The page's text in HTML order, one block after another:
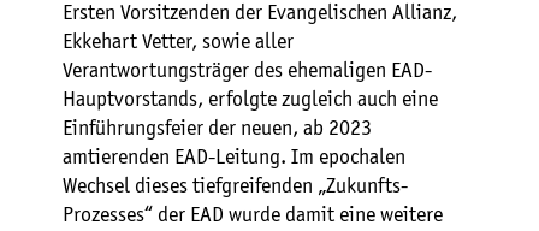
Ersten Vorsitzenden der Evangelischen Allianz,
Ekkehart Vetter, sowie aller
Verantwortungsträger des ehemaligen EAD-
Hauptvorstands, erfolgte zugleich auch eine
Einführungsfeier der neuen, ab 2023
amtierenden EAD-Leitung. Im epochalen
Wechsel dieses tiefgreifenden „Zukunfts-
Prozesses“ der EAD wurde damit eine weitere